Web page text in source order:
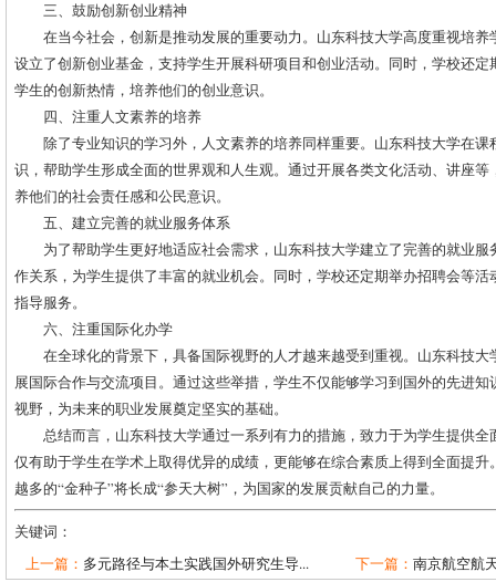
三、鼓励创新创业精神
在当今社会，创新是推动发展的重要动力。山东科技大学高度重视培
设立了创新创业基金，支持学生开展科研项目和创业活动。同时，学校还
学生的创新热情，培养他们的创业意识。
四、注重人文素养的培养
除了专业知识的学习外，人文素养的培养同样重要。山东科技大学在
识，帮助学生形成全面的世界观和人生观。通过开展各类文化活动、讲座
养他们的社会责任感和公民意识。
五、建立完善的就业服务体系
为了帮助学生更好地适应社会需求，山东科技大学建立了完善的就业
作关系，为学生提供了丰富的就业机会。同时，学校还定期举办招聘会等
指导服务。
六、注重国际化办学
在全球化的背景下，具备国际视野的人才越来越受到重视。山东科技
展国际合作与交流项目。通过这些举措，学生不仅能够学习到国外的先进
视野，为未来的职业发展奠定坚实的基础。
总结而言，山东科技大学通过一系列有力的措施，致力于为学生提供
仅有助于学生在学术上取得优异的成绩，更能够在综合素质上得到全面提
越多的“金种子”将长成“参天大树”，为国家的发展贡献自己的力量。
关键词：
上一篇： 多元路径与本土实践国外研究生导... 下一篇： 南京航空航